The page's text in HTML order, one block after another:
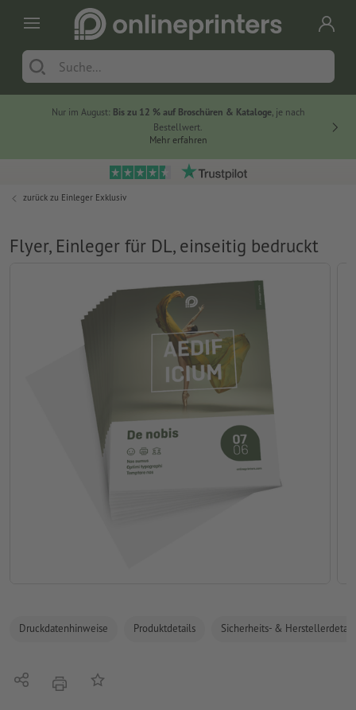
Nur im August: Bis zu 12 % auf Broschüren & Kataloge, je nach
Bestellwert.
Mehr erfahren
zurück zu Einleger Exklusiv
Flyer, Einleger für DL, einseitig bedruckt
Druckdatenhinweise Produktdetails Sicherheits- &
Teilen DruckenAuf die Merkliste